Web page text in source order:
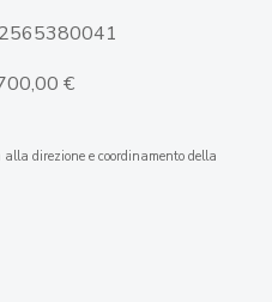
€
direzione e coordinamento della